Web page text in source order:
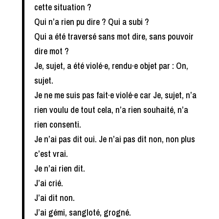
cette situation ?
Qui n’a rien pu dire ? Qui a subi ?
Qui a été traversé sans mot dire, sans pouvoir
dire mot ?
Je, sujet, a été violé·e, rendu·e objet par : On,
sujet.
Je ne me suis pas fait·e violé·e car Je, sujet, n’a
rien voulu de tout cela, n’a rien souhaité, n’a
rien consenti.
Je n’ai pas dit oui. Je n’ai pas dit non, non plus
c’est vrai.
Je n’ai rien dit.
J’ai crié.
J’ai dit non.
J’ai gémi, sangloté, grogné.